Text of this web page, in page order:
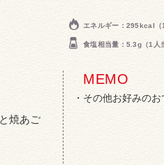
エネルギー：295kcal（
食塩相当量：5.3g（1人
MEMO
その他お好みのお
焼あご